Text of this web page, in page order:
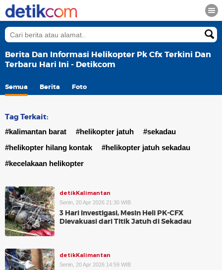
Berita Dan Informasi Helikopter Pk Cfx Terkini Dan
Terbaru Hari Ini - Detikcom
Semua Berita Foto
Tag Terkait:
#kalimantan barat #helikopter jatuh
#sekadau
#helikopter hilang kontak
#helikopter jatuh sekadau
#kecelakaan helikopter
detikKalimantan
Senin, 20 Apr 2026 21:30 WIB
3 Hari Investigasi, Mesin Heli PK-CFX
Dievakuasi dari Titik Jatuh di Sekadau
detikKalimantan
Senin, 20 Apr 2026 14:59 WIB